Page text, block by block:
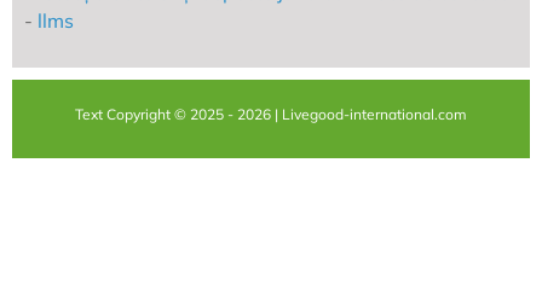
- llms
Text Copyright © 2025 - 2026 | Livegood-international.com